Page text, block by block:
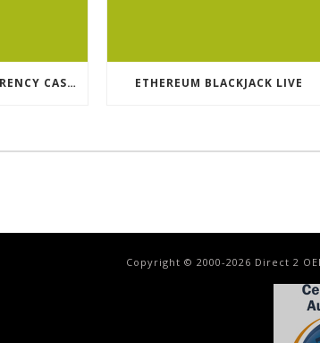
FUTURE CRYPTOCURRENCY CASINO GAMES ETHEREUM BLACKJACK LIVE
Copyright © 2000-2026 Direct 2